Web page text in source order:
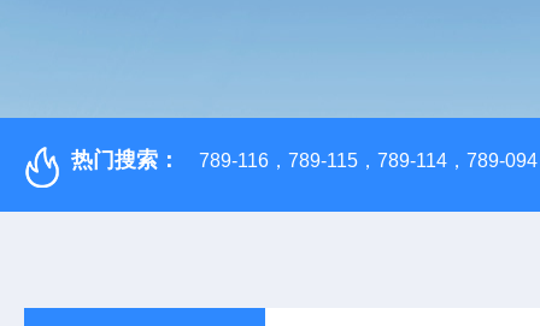
热门搜索： 789-116，789-115，789-114，789-